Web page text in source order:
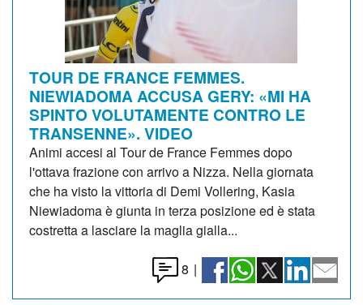
TOUR DE FRANCE FEMMES.
NIEWIADOMA ACCUSA GERY: «MI HA
SPINTO VOLUTAMENTE CONTRO LE
TRANSENNE». VIDEO
Animi accesi al Tour de France Femmes dopo
l'ottava frazione con arrivo a Nizza. Nella giornata
che ha visto la vittoria di Demi Vollering, Kasia
Niewiadoma è giunta in terza posizione ed è stata
costretta a lasciare la maglia gialla...
8 |